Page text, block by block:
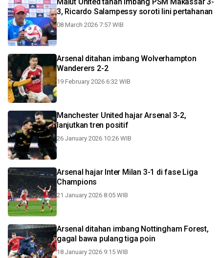
3, Ricardo Salampessy soroti lini pertahanan
08 March 2026 7:57 WIB
Arsenal ditahan imbang Wolverhampton
Wanderers 2-2
19 February 2026 6:32 WIB
Manchester United hajar Arsenal 3-2,
lanjutkan tren positif
26 January 2026 10:26 WIB
Arsenal hajar Inter Milan 3-1 di fase Liga
Champions
21 January 2026 8:05 WIB
Arsenal ditahan imbang Nottingham Forest,
gagal bawa pulang tiga poin
18 January 2026 9:15 WIB